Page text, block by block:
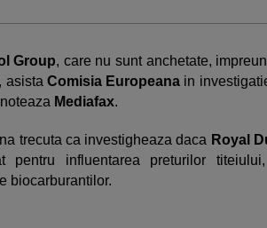
Group, care nu sunt anchetate,
asista Comisia Europeana in
Mediafax.
trecuta ca investigheaza daca Royal
pentru influentarea preturilor
biocarburantilor.